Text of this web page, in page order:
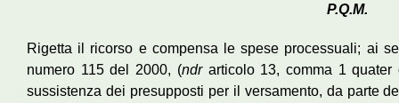
P.Q.M.
Rigetta il ricorso e compensa le spese processuali; ai
numero 115 del 2000, (ndr articolo 13, comma 1
sussistenza dei presupposti per il versamento, da parte